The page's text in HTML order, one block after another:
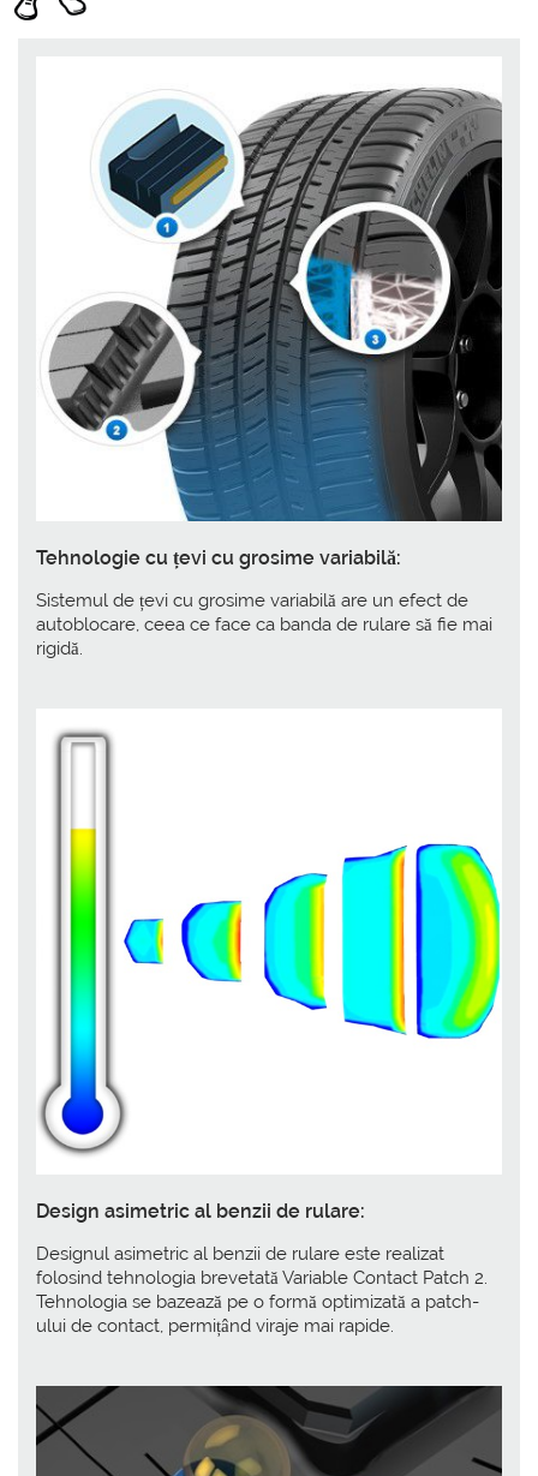
Tehnologie cu țevi cu grosime variabilă:
Sistemul de țevi cu grosime variabilă are un efect de
autoblocare, ceea ce face ca banda de rulare să fie mai
rigidă.
Design asimetric al benzii de rulare:
Designul asimetric al benzii de rulare este realizat
folosind tehnologia brevetată Variable Contact Patch 2.
Tehnologia se bazează pe o formă optimizată a patch-
ului de contact, permițând viraje mai rapide.